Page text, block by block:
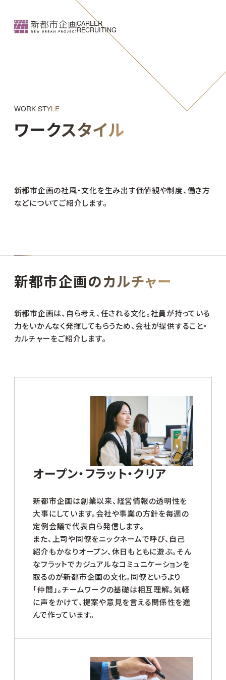
CAREER
RECRUITING
WORK STYLE
ワークスタイル
新都市企画の社風・文化を生み出す価値観や制度、働き方
などについてご紹介します。
新都市企画のカルチャー
新都市企画は、自ら考え、任される文化。社員が持っている
力をいかんなく発揮してもらうため、会社が提供すること・
カルチャーをご紹介します。
オープン・フラット・クリア
新都市企画は創業以来、経営情報の透明性を
大事にしています。会社や事業の方針を毎週の
定例会議で代表自ら発信します。
また、上司や同僚をニックネームで呼び、自己
紹介もかなりオープン、休日もともに遊ぶ。そん
なフラットでカジュアルなコミュニケーションを
取るのが新都市企画の文化。同僚というより
「仲間」。チームワークの基礎は相互理解。気軽
に声をかけて、提案や意見を言える関係性を進
んで作っています。